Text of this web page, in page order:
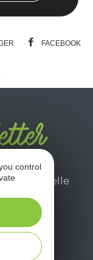
FACEBOOK
mensuelle
control